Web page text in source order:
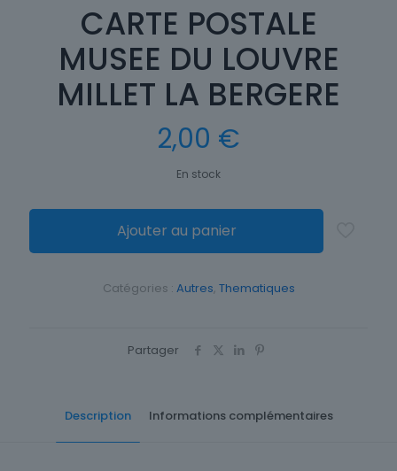
CARTE POSTALE
MUSEE DU LOUVRE
MILLET LA BERGERE
2,00 €
En stock
Ajouter au panier
Catégories : Autres, Thematiques
Partager
Description Informations complémentaires